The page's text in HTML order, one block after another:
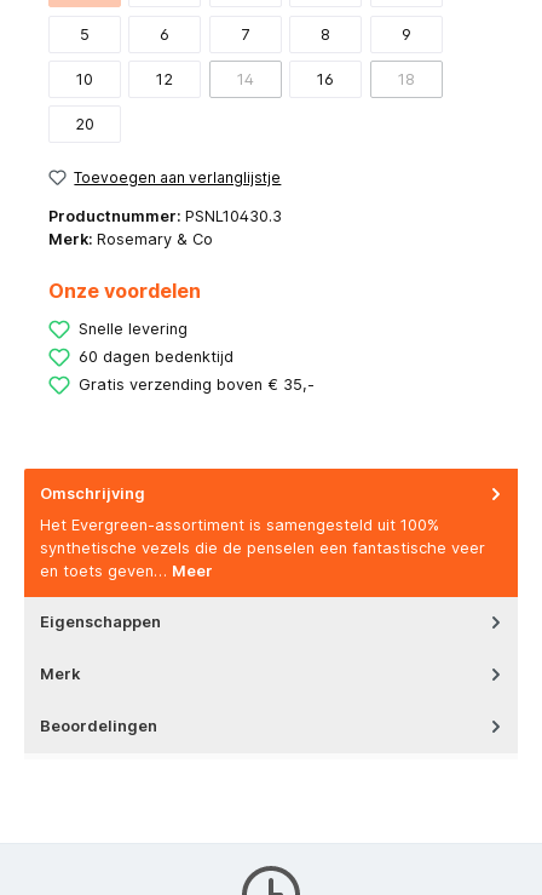
5 6 7 8 9
10 12 14 16 18
20
Toevoegen aan verlanglijstje
Productnummer: PSNL10430.3
Merk: Rosemary & Co
Onze voordelen
Snelle levering
60 dagen bedenktijd
Gratis verzending boven € 35,-
Omschrijving
Het Evergreen-assortiment is samengesteld uit 100%
synthetische vezels die de penselen een fantastische veer
en toets geven… Meer
Eigenschappen
Merk
Beoordelingen